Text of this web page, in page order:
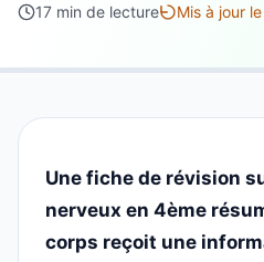
17 min de lecture
Mis à jour
Une fiche de révision
nerveux en 4ème
corps reçoit une